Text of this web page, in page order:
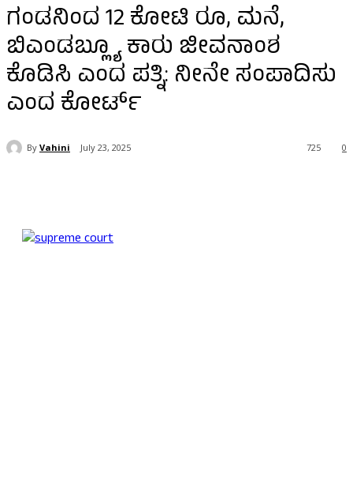
ಗಂಡನಿಂದ 12 ಕೋಟಿ ರೂ, ಮನೆ,
ಬಿಎಂಡಬ್ಲ್ಯೂ ಕಾರು ಜೀವನಾಂಶ
ಕೊಡಿಸಿ ಎಂದ ಪತ್ನಿ: ನೀನೇ ಸಂಪಾದಿಸು
ಎಂದ ಕೋರ್ಟ್‌
By Vahini July 23, 2025 0
725